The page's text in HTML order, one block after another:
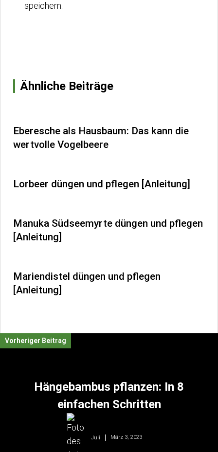
speichern.
Ähnliche Beiträge
Eberesche als Hausbaum: Das kann die
wertvolle Vogelbeere
Lorbeer düngen und pflegen [Anleitung]
Manuka Südseemyrte düngen und pflegen
[Anleitung]
Mariendistel düngen und pflegen
[Anleitung]
Vorheriger Beitrag
Hängebambus pflanzen: In 8
einfachen Schritten
Juli März 3, 2023